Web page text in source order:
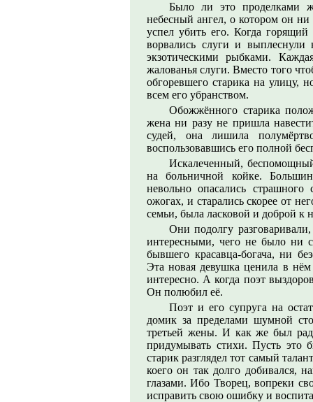
Было ли это проделками
небесный ангел, о котором он ни
успел убить его. Когда
ворвались слуги и
экзотическими рыбками.
жалованья слуги. Вместо того
обгоревшего старика на улицу,
всем его убранством.
Обожжённого старика
жена ни разу не пришла
судей, она лишила
воспользовавшись его полной
Искалеченный,
на больничной койке.
невольно опасались
ожогах, и старались скорее от
семьи, была ласковой и доброй к
Они подолгу
интересными, чего не было ни
бывшего красавца-богача, ни
Эта новая девушка ценила в
интересно. А когда поэт
Он полюбил её.
Поэт и его супруга на
домик за пределами шумной
третьей жены. И как же был рад
придумывать стихи. Пусть это
старик разглядел тот самый
коего он так долго добивался,
глазами. Ибо Творец, вопреки
исправить свою ошибку и